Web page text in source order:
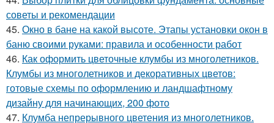
советы и рекомендации
45. Окно в бане на какой высоте. Этапы установки окон в
баню своими руками: правила и особенности работ
46. Как оформить цветочные клумбы из многолетников.
Клумбы из многолетников и декоративных цветов:
готовые схемы по оформлению и ландшафтному
дизайну для начинающих, 200 фото
47. Клумба непрерывного цветения из многолетников.